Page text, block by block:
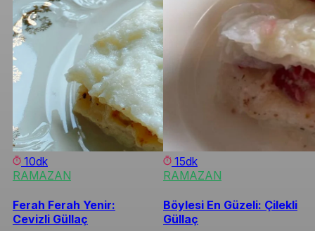
10dk
RAMAZAN
Ferah Ferah Yenir:
Cevizli Güllaç
15dk
RAMAZAN
Böylesi En Güzeli: Çilekli
Güllaç